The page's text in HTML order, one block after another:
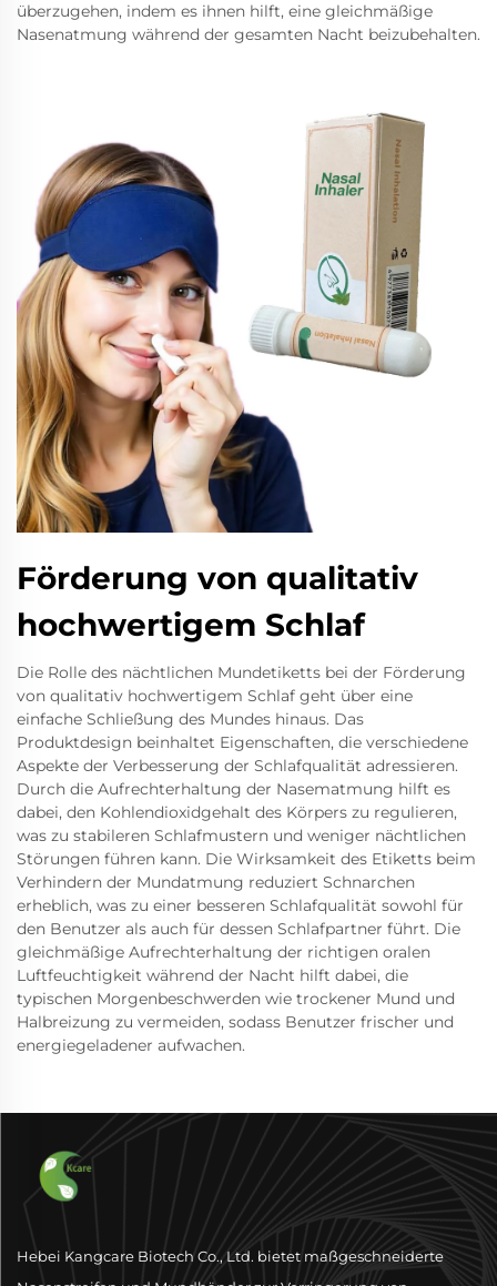
überzugehen, indem es ihnen hilft, eine gleichmäßige
Nasenatmung während der gesamten Nacht beizubehalten.
Förderung von qualitativ
hochwertigem Schlaf
Die Rolle des nächtlichen Mundetiketts bei der Förderung
von qualitativ hochwertigem Schlaf geht über eine
einfache Schließung des Mundes hinaus. Das
Produktdesign beinhaltet Eigenschaften, die verschiedene
Aspekte der Verbesserung der Schlafqualität adressieren.
Durch die Aufrechterhaltung der Nasematmung hilft es
dabei, den Kohlendioxidgehalt des Körpers zu regulieren,
was zu stabileren Schlafmustern und weniger nächtlichen
Störungen führen kann. Die Wirksamkeit des Etiketts beim
Verhindern der Mundatmung reduziert Schnarchen
erheblich, was zu einer besseren Schlafqualität sowohl für
den Benutzer als auch für dessen Schlafpartner führt. Die
gleichmäßige Aufrechterhaltung der richtigen oralen
Luftfeuchtigkeit während der Nacht hilft dabei, die
typischen Morgenbeschwerden wie trockener Mund und
Halbreizung zu vermeiden, sodass Benutzer frischer und
energiegeladener aufwachen.
Hebei Kangcare Biotech Co., Ltd. bietet maßgeschneiderte